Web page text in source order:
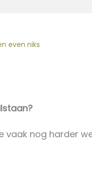
even niks
vaak nog harder